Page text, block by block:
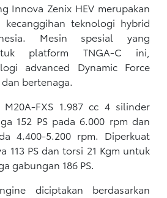
Innova Zenix HEV merupakan
teknologi hybrid
Mesin spesial yang
platform TNGA-C ini,
advanced Dynamic Force
bertenaga.
FXS 1.987 cc 4 silinder
152 PS pada 6.000 rpm dan
4.400-5.200 rpm. Diperkuat
113 PS dan torsi 21 Kgm untuk
gabungan 186 PS.
diciptakan berdasarkan